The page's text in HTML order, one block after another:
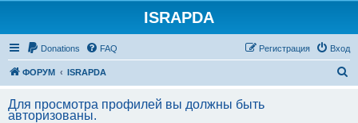
ISRAPDA
Donations FAQ Вход
Регистрация
ФОРУМ ISRAPDA
Для просмотра профилей вы должны быть
авторизованы.